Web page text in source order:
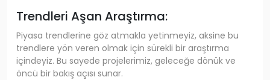
Trendleri Aşan Araştırma:
Piyasa trendlerine göz atmakla yetinmeyiz, aksine bu
trendlere yön veren olmak için sürekli bir araştırma
içindeyiz. Bu sayede projelerimiz, geleceğe dönük ve
öncü bir bakış açısı sunar.